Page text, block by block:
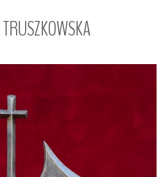
TRUSZKOWSKA